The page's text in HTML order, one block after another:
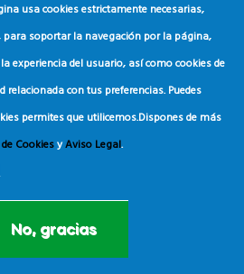
usa cookies estrictamente necesarias,
para soportar la navegación por la página,
experiencia del usuario, así como cookies de
con tus preferencias. Puedes
permites que utilicemos.Dispones de más
CookiesyAviso Legal.
No, gracias